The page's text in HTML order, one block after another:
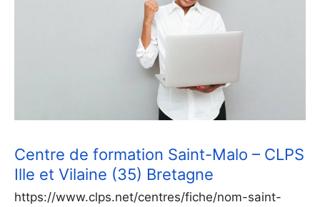
Centre de formation Saint-Malo – CLPS
Ille et Vilaine (35) Bretagne
https://www.clps.net/centres/fiche/nom-saint-